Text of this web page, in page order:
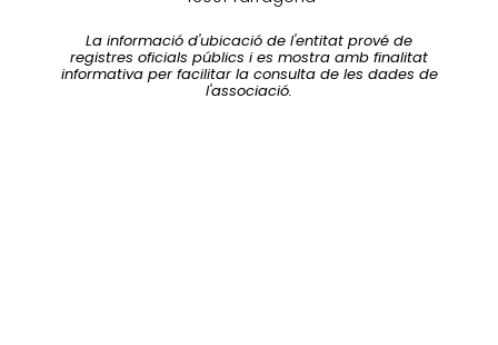
La informació d'ubicació de l'entitat prové de
registres oficials públics i es mostra amb finalitat
informativa per facilitar la consulta de les dades de
l'associació.